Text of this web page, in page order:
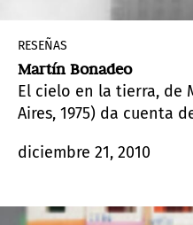
RESEÑAS
Martín Bonadeo
El cielo en la tierra, de
Aires, 1975) da cuenta
tecnología.
diciembre 21, 2010